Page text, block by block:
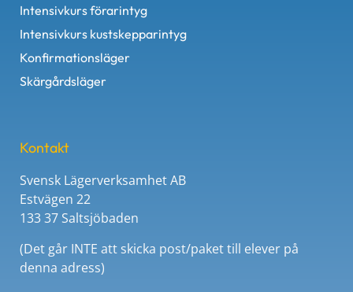
Intensivkurs förarintyg
Intensivkurs kustskepparintyg
Konfirmationsläger
Skärgårdsläger
Kontakt
Svensk Lägerverksamhet AB
Estvägen 22
133 37 Saltsjöbaden
(Det går INTE att skicka post/paket till elever på
denna adress)